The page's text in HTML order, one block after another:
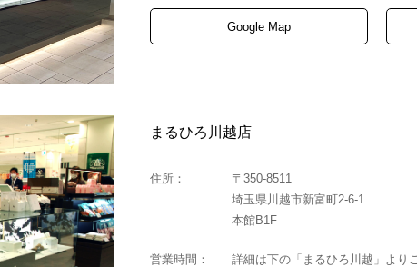
Google Map
まるひろ川越店
住所：
〒350-8511
埼玉県川越市新富町2-6-1
本館B1F
営業時間： 詳細は下の「まるひろ川越」より